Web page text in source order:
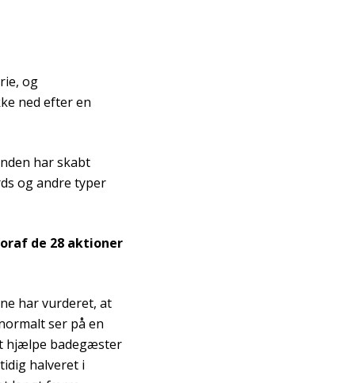
og
ned efter en
har skabt
og andre typer
de 28 aktioner
har vurderet, at
ser på en
hjælpe badegæster
halveret i